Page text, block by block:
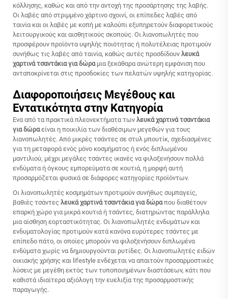
κόλλησης, καθώς και από την αντοχή της προσάρτησης της λαβής.
Οι λαβές από στριμμένο χάρτινο σχοινί, οι επίπεδες λαβές από
ταινία και οι λαβές με κοπή με καλούπι εξυπηρετούν διαφορετικούς
λειτουργικούς και αισθητικούς σκοπούς. Οι λιανοπωλητές που
προσφέρουν προϊόντα υψηλής ποιότητας ή πολυτέλειας προτιμούν
συνήθως τις λαβές από ταινία, καθώς αυτές προσδίδουν λευκά
χαρτινά τσαντάκια για δώρα μια ξεκάθαρα ανώτερη εμφάνιση που
ανταποκρίνεται στις προσδοκίες των πελατών υψηλής κατηγορίας.
Διαφοροποιήσεις Μεγέθους και
Εντατικότητα στην Κατηγορία
Ένα από τα πρακτικά πλεονεκτήματα των λευκά χαρτινά τσαντάκια
για δώραείναι η ποικιλία των διαθέσιμων μεγεθών για τους
λιανοπωλητές. Από μικρές τσάντες σε στυλ μπουτίκ, σχεδιασμένες
για τη μεταφορά ενός μόνο κοσμήματος ή ενός διπλωμένου
μαντιλιού, μέχρι μεγάλες τσάντες ικανές να φιλοξενήσουν πολλά
ενδύματα ή όγκους εμπορεύματα σε κουτιά, η μορφή αυτή
προσαρμόζεται φυσικά σε διάφορες κατηγορίες προϊόντων.
Οι λιανοπωλητές κοσμημάτων προτιμούν συνήθως συμπαγείς,
βαθιές τσάντες λευκά χαρτινά τσαντάκια για δώραπου διαθέτουν
επαρκή χώρο για μικρά κουτιά ή τσάντες, διατηρώντας παράλληλα
μια αίσθηση εορταστικότητας. Οι λιανοπωλητές ενδυμάτων και
ενδυματολογίας προτιμούν κατά κανόνα ευρύτερες τσάντες με
επίπεδο πάτο, οι οποίες μπορούν να φιλοξενήσουν διπλωμένα
ενδύματα χωρίς να δημιουργούνται ρυτίδες. Οι λιανοπωλητές ειδών
οικιακής χρήσης και lifestyle ενδέχεται να απαιτούν προσαρμοστικές
λύσεις με μεγέθη εκτός των τυποποιημένων διαστάσεων, κάτι που
καθιστά ιδιαίτερα αξιόλογη την ευελιξία της προσαρμοστικής
παραγωγής.